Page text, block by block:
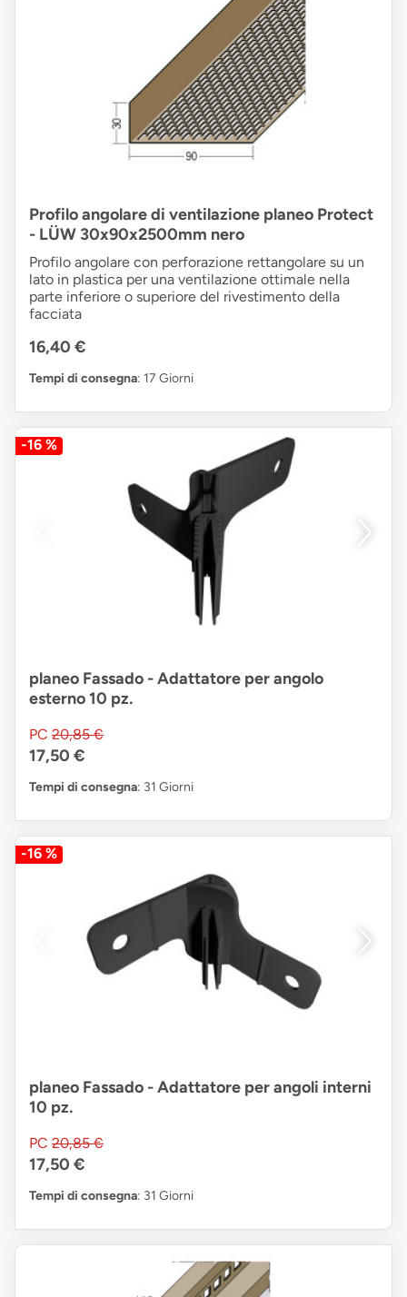
Profilo angolare di ventilazione planeo Protect
- LÜW 30x90x2500mm nero
Profilo angolare con perforazione rettangolare su un
lato in plastica per una ventilazione ottimale nella
parte inferiore o superiore del rivestimento della
facciata
16,40 €
Tempi di consegna: 17 Giorni
-16 %
planeo Fassado - Adattatore per angolo
esterno 10 pz.
PC 20,85 €
17,50 €
Tempi di consegna: 31 Giorni
-16 %
planeo Fassado - Adattatore per angoli interni
10 pz.
PC 20,85 €
17,50 €
Tempi di consegna: 31 Giorni